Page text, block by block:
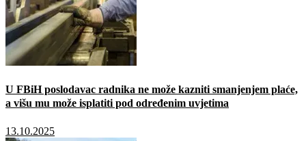
U FBiH poslodavac radnika ne može kazniti smanjenjem plaće,
a višu mu može isplatiti pod određenim uvjetima
13.10.2025